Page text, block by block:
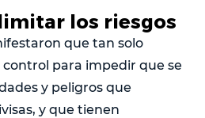
los riesgos
que tan solo
para impedir que se
y peligros que
y que tienen